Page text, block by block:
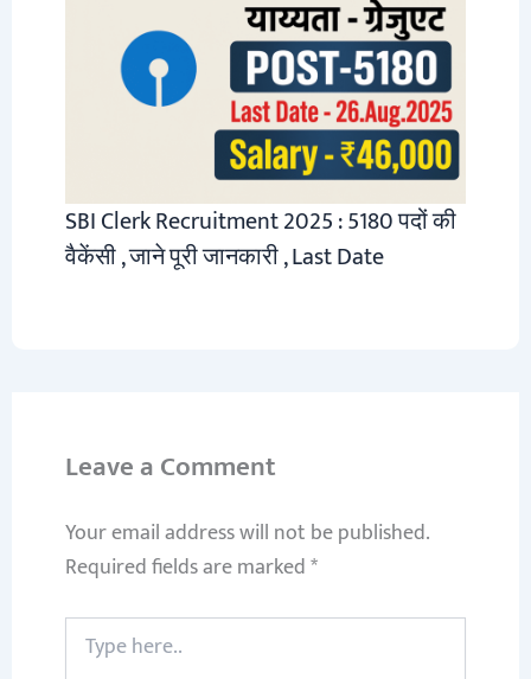
SBI Clerk Recruitment 2025 : 5180 पदों की
वैकेंसी , जाने पूरी जानकारी , Last Date
Leave a Comment
Your email address will not be published.
Required fields are marked*
Type
here..